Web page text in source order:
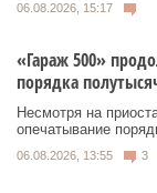
06.08.2026, 15:17
«Гараж 500»
порядка
Несмотря на
опечатывание
06.08.2026, 13:55 3